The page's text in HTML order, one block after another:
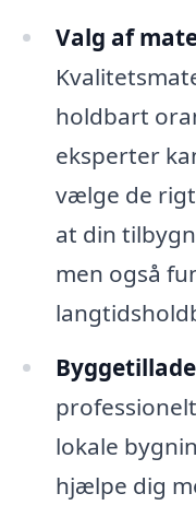
Valg af
holdbart
eksperter
vælge de
at din
men også
lokale
hjælpe dig